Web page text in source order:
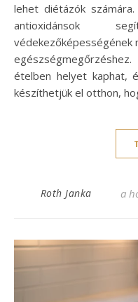
lehet diétázók
antioxidánsok
védekezőképességének
ételben helyet kaphat,
készíthetjük el otthon,
Roth Janka a